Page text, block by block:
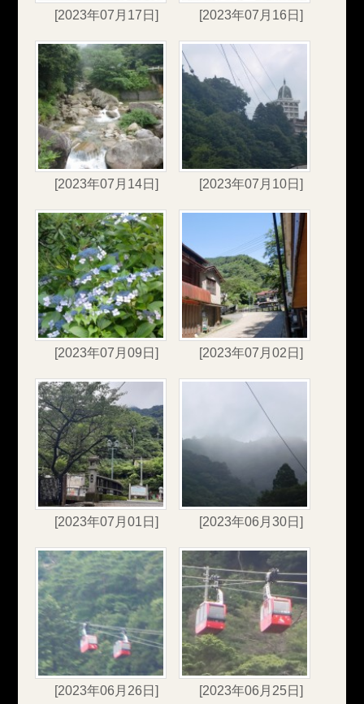
[2023年07月17日] [2023年07月16日]
[2023年07月14日] [2023年07月10日]
[2023年07月09日] [2023年07月02日]
[2023年07月01日] [2023年06月30日]
[2023年06月26日] [2023年06月25日]